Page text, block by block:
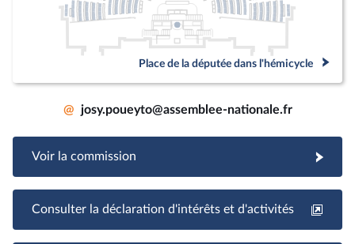
Place de la députée dans l'hémicycle
@ josy.poueyto@assemblee-nationale.fr
Voir la commission
Consulter la déclaration d'intérêts et d'activités